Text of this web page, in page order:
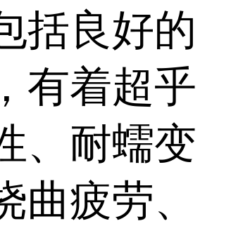
括良好的
有着超乎
、耐蠕变
疲劳、